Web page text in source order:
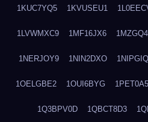
1KUC7YQ5 1KVUSEU1
1LVWMXC9 1MF16JX6
1NERJOY9 1NIN2DXO
1OELGBE2 1OUI6BYG
1Q3BPV0D 1QBCT8D3